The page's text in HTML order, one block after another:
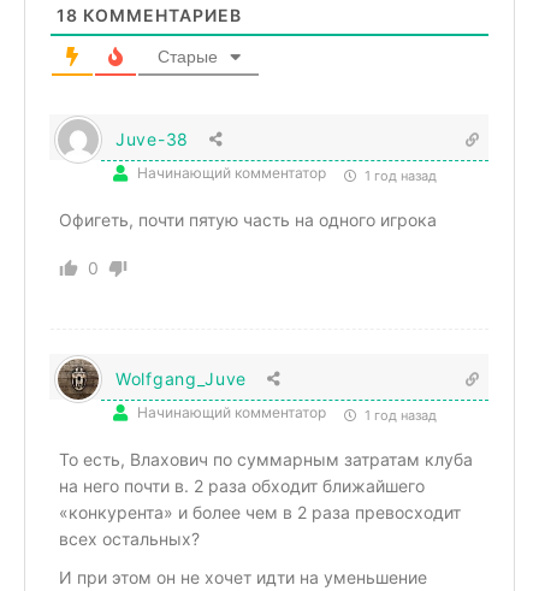
18 КОММЕНТАРИЕВ
Старые
Juve-38
Начинающий комментатор 1 год назад
Офигеть, почти пятую часть на одного игрока
0
Wolfgang_Juve
Начинающий комментатор 1 год назад
То есть, Влахович по суммарным затратам клуба
на него почти в. 2 раза обходит ближайшего
«конкурента» и более чем в 2 раза превосходит
всех остальных?
И при этом он не хочет идти на уменьшение